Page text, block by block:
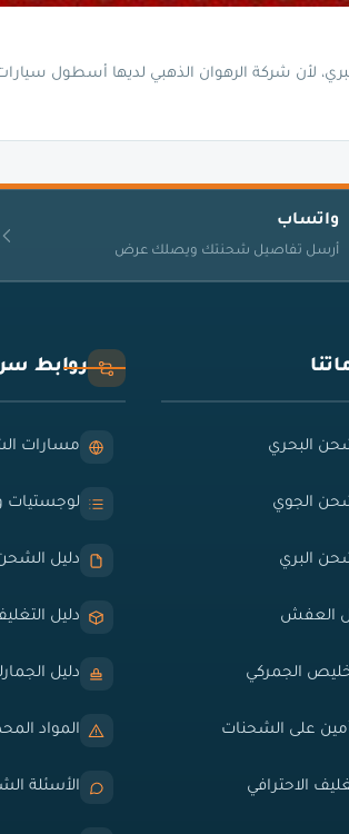
لأن شركة الرهوان الذهبي لديها أسطول
واتساب
أرسل تفاصيل شحنتك ويصلك عرض
البحري
الجوي
البري
العفش
الجمركي
على الشحنات
الاحترافي
روابط
مسارات
لوجستيات
دليل
دليل
دليل
المواد
الأسئلة